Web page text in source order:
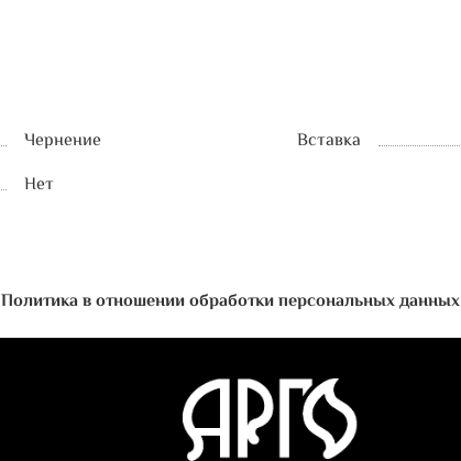
Чернение Вставка
Нет
Политика в отношении обработки персональных данных